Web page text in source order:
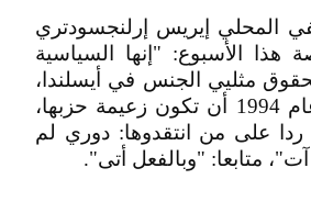
المحلي إيريس إرلنجسودتري
هذا الأسبوع: "إنها السياسية
بحقوق مثليي الجنس في أيسلندا،
لقد رفضت في عام 1994 أن تكون زعيمة حزبها،
ردا على من انتقدوها: دوري لم
متابعا: "وبالفعل أتى".